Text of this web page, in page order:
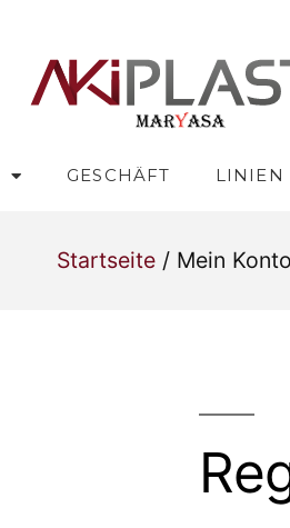
GESCHÄFT LINIEN
Startseite / Mein Konto